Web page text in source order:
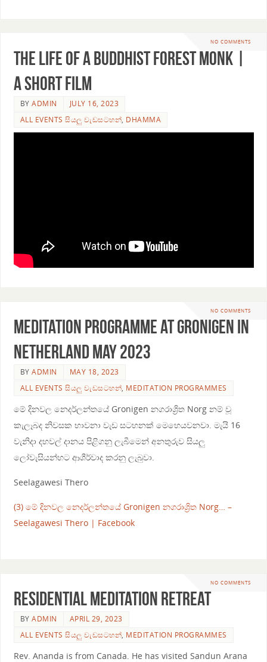
NO COMMENTS
The Life of a Buddhist Forest Monk |
A Short Film
BYADMIN
JULY 16, 2023
ALL EVENTS සියලු වැඩසටහන්, DHAMMA
NO COMMENTS
Meditation programme at Gronigen in
Netherland May 2023
BYADMIN
MAY 18, 2023
ALL EVENTS සියලු වැඩසටහන්, MEDITATION PROGRAMMES
මේ දිනවල නෙදර්ලන්තයේ Gronigen නගරාශ්‍රිත Norg නම් වූ
කැලෑබද නිවසක භාවනා වැඩ සටහනක් මෙහෙයවනවා. මැයි 16
වැනිදා දහවල් දානය පිළිගනු ලැබීමෙන් අනතුරුව සියලු
ලෝවැසියන්හට ආශීර්වාද කරනු ලැබුවා.
Seelagawesi Thero
(3) මේ දිනවල නෙදර්ලන්තයේ Gronigen නගරාශ්‍රිත Norg… –
Seelagawesi Thero | Facebook
NO COMMENTS
Residential meditation retreat
BYADMIN
APRIL 29, 2023
ALL EVENTS සියලු වැඩසටහන්, MEDITATION PROGRAMMES
Rev. Ananda is from Canada. He has visited Sandun Arana